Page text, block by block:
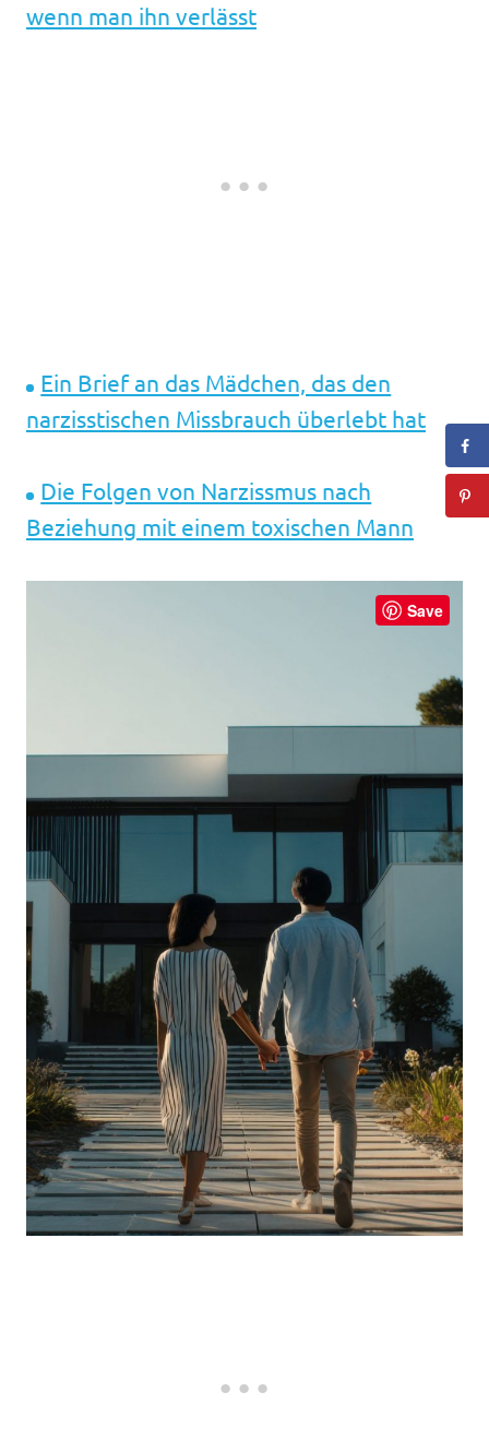
wenn man ihn verlässt
Ein Brief an das Mädchen, das den
narzisstischen Missbrauch überlebt hat
Die Folgen von Narzissmus nach
Beziehung mit einem toxischen Mann
Save